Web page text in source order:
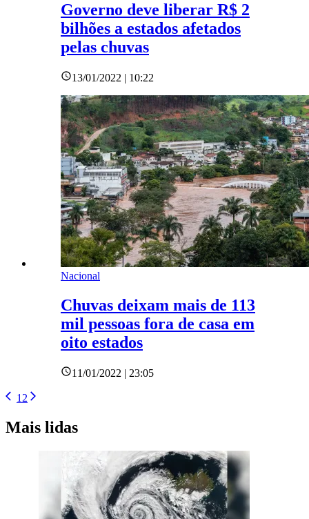
Governo deve liberar R$ 2
bilhões a estados afetados
pelas chuvas
13/01/2022 | 10:22
Nacional
Chuvas deixam mais de 113
mil pessoas fora de casa em
oito estados
11/01/2022 | 23:05
1 2
Mais lidas